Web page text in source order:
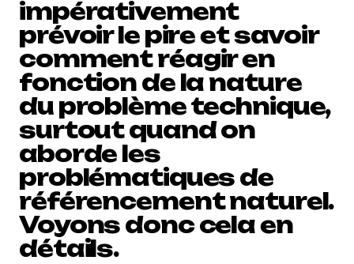
impérativement
prévoir le pire et savoir
comment réagir en
fonction de la nature
du problème technique,
surtout quand on
aborde les
problématiques de
référencement naturel.
Voyons donc cela en
détails.